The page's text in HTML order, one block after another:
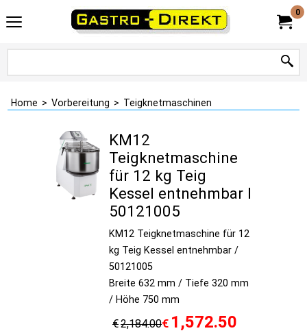
0
Home > Vorbereitung > Teigknetmaschinen
KM12
Teigknetmaschine
für 12 kg Teig
Kessel entnehmbar I
50121005
KM12 Teigknetmaschine für 12
kg Teig Kessel entnehmbar /
50121005
Breite 632 mm / Tiefe 320 mm
/ Höhe 750 mm
€2,184.00€ 1,572.50